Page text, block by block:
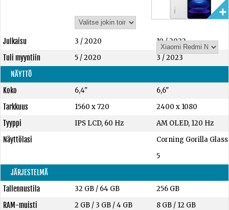
Julkaisu 3 / 2020
10 / 2022
Tuli myyntiin
5 / 2020
3 / 2023
NÄYTTÖ
Koko
6,4"
6,6"
Tarkkuus
1560 x 720
2400 x 1080
Tyyppi
IPS LCD, 60 Hz
AM OLED, 120 Hz
Näyttölasi
Corning Gorilla Glass
5
JÄRJESTELMÄ
Tallennustila
32 GB/ 64 GB
256 GB
RAM-muisti
2 GB/ 3 GB/4 GB 8 GB / 12 GB